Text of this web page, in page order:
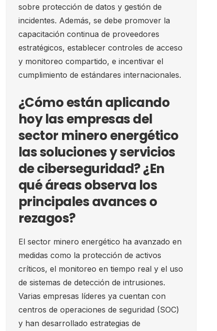
sobre protección de datos y gestión de
incidentes. Además, se debe promover la
capacitación continua de proveedores
estratégicos, establecer controles de acceso
y monitoreo compartido, e incentivar el
cumplimiento de estándares internacionales.
¿Cómo están aplicando
hoy las empresas del
sector minero energético
las soluciones y servicios
de ciberseguridad? ¿En
qué áreas observa los
principales avances o
rezagos?
El sector minero energético ha avanzado en
medidas como la protección de activos
críticos, el monitoreo en tiempo real y el uso
de sistemas de detección de intrusiones.
Varias empresas líderes ya cuentan con
centros de operaciones de seguridad (SOC)
y han desarrollado estrategias de